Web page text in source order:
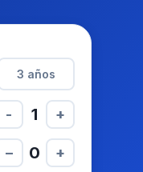
3 años
- 1 +
− 0 +